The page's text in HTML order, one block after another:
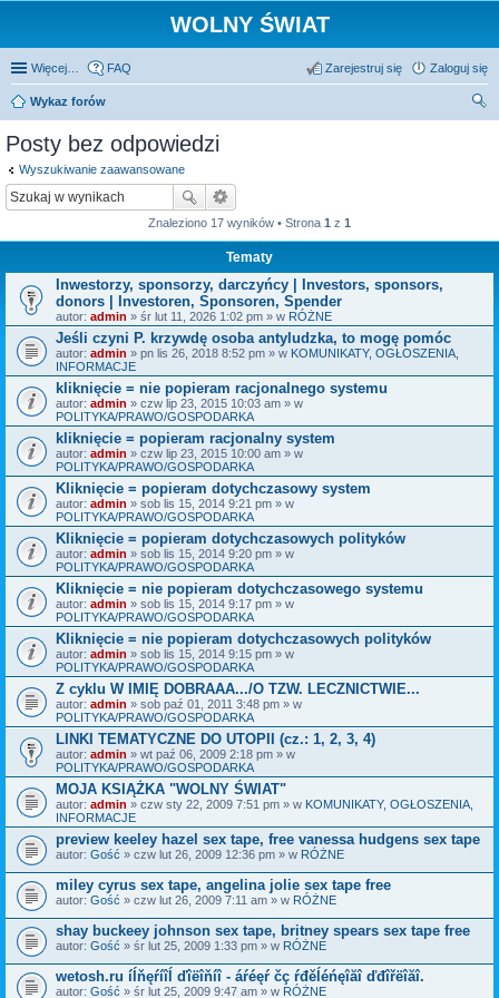
WOLNY ŚWIAT
Więcej… FAQ Zaloguj się
Zarejestruj się
Wykaz forów
Posty bez odpowiedzi
Wyszukiwanie zaawansowane
Znaleziono 17 wyników • Strona 1 z 1
Tematy
Inwestorzy, sponsorzy, darczyńcy | Investors, sponsors,
donors | Investoren, Sponsoren, Spender
autor: admin » śr lut 11, 2026 1:02 pm » w RÓŻNE
Jeśli czyni P. krzywdę osoba antyludzka, to mogę pomóc
autor: admin » pn lis 26, 2018 8:52 pm » w KOMUNIKATY, OGŁOSZENIA,
INFORMACJE
kliknięcie = nie popieram racjonalnego systemu
autor: admin » czw lip 23, 2015 10:03 am » w
POLITYKA/PRAWO/GOSPODARKA
kliknięcie = popieram racjonalny system
autor: admin » czw lip 23, 2015 10:00 am » w
POLITYKA/PRAWO/GOSPODARKA
Kliknięcie = popieram dotychczasowy system
autor: admin » sob lis 15, 2014 9:21 pm » w
POLITYKA/PRAWO/GOSPODARKA
Kliknięcie = popieram dotychczasowych polityków
autor: admin » sob lis 15, 2014 9:20 pm » w
POLITYKA/PRAWO/GOSPODARKA
Kliknięcie = nie popieram dotychczasowego systemu
autor: admin » sob lis 15, 2014 9:17 pm » w
POLITYKA/PRAWO/GOSPODARKA
Kliknięcie = nie popieram dotychczasowych polityków
autor: admin » sob lis 15, 2014 9:15 pm » w
POLITYKA/PRAWO/GOSPODARKA
Z cyklu W IMIĘ DOBRAAA.../O TZW. LECZNICTWIE...
autor: admin » sob paź 01, 2011 3:48 pm » w
POLITYKA/PRAWO/GOSPODARKA
LINKI TEMATYCZNE DO UTOPII (cz.: 1, 2, 3, 4)
autor: admin » wt paź 06, 2009 2:18 pm » w
POLITYKA/PRAWO/GOSPODARKA
MOJA KSIĄŻKA "WOLNY ŚWIAT"
autor: admin » czw sty 22, 2009 7:51 pm » w KOMUNIKATY, OGŁOSZENIA,
INFORMACJE
preview keeley hazel sex tape, free vanessa hudgens sex tape
autor: Gość » czw lut 26, 2009 12:36 pm » w RÓŻNE
miley cyrus sex tape, angelina jolie sex tape free
autor: Gość » czw lut 26, 2009 7:11 am » w RÓŻNE
shay buckeey johnson sex tape, britney spears sex tape free
autor: Gość » śr lut 25, 2009 1:33 pm » w RÓŻNE
wetosh.ru íĺňęŕíîĺ ďîëîňíî - áŕéęŕ čç ŕđěĺéńęîăî ďđîřëîăî.
autor: Gość » śr lut 25, 2009 9:47 am » w RÓŻNE